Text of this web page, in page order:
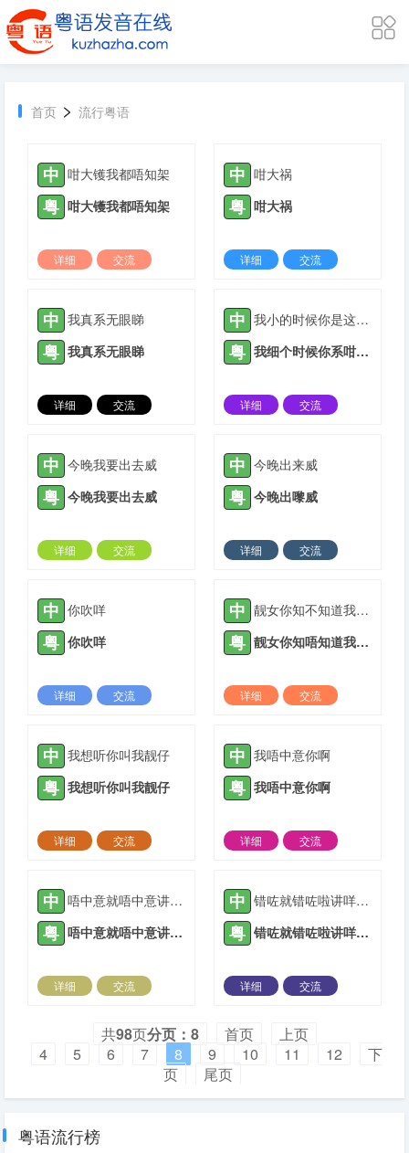
首页 > 流行粤语
中 咁大镬我都唔知架
粤 咁大镬我都唔知架
详细
交流
中 咁大祸
粤 咁大祸
详细
交流
中 我真系无眼睇
粤 我真系无眼睇
详细
交流
中 我小的时候你是这样，我大的时候你换是这样
粤 我细个时候你系咁嘅样,我大个你都仲系咁嘅样
详细
交流
中 今晚我要出去威
粤 今晚我要出去威
详细
交流
中 今晚出来威
粤 今晚出嚟威
详细
交流
中 你吹咩
粤 你吹咩
详细
交流
中 靓女你知不知道我好中意你
粤 靓女你知唔知道我好中意你
详细
交流
中 我想听你叫我靓仔
粤 我想听你叫我靓仔
详细
交流
中 我唔中意你啊
粤 我唔中意你啊
详细
交流
中 唔中意就唔中意讲咩对唔住
粤 唔中意就唔中意讲咩对唔住
详细
交流
中 错咗就错咗啦讲咩对唔住啊
粤 错咗就错咗啦讲咩对唔住啊
详细
交流
共98页分页：8 首页
上页
4
5 6 7 8 9 10 11 12
下
页
尾页
粤语流行榜